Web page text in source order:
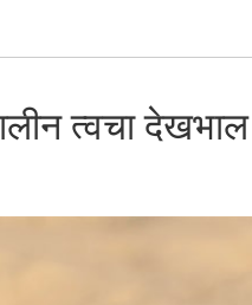
त्वचा देखभाल